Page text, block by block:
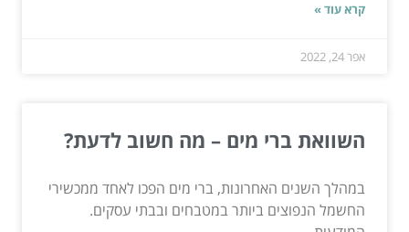
קרא עוד »
אפר 24, 2022
השוואת ברי מים – מה חשוב לדעת?
במהלך השנים האחרונות, ברי מים הפכו לאחד ממכשירי
החשמל הנפוצים ביותר במטבחים ובבתי עסקים.